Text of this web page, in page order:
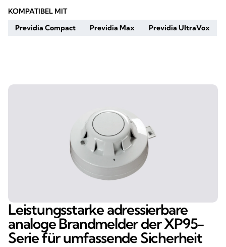
KOMPATIBEL MIT
Previdia Compact
Previdia Max Previdia UltraVox
Leistungsstarke adressierbare
analoge Brandmelder der XP95-
Serie für umfassende Sicherheit